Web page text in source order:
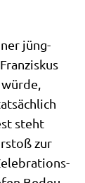
jüng­
steht
zur